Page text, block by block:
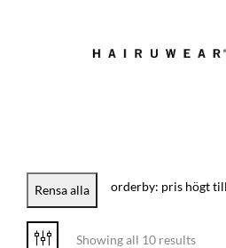
Rensa alla orderby: pris högt
Showing all 10 results